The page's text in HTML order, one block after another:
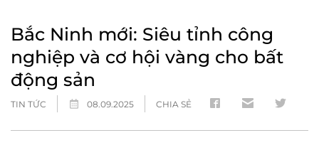
Bắc Ninh mới: Siêu tỉnh công
nghiệp và cơ hội vàng cho bất
động sản
TIN TỨC 08.09.2025 CHIA SẺ